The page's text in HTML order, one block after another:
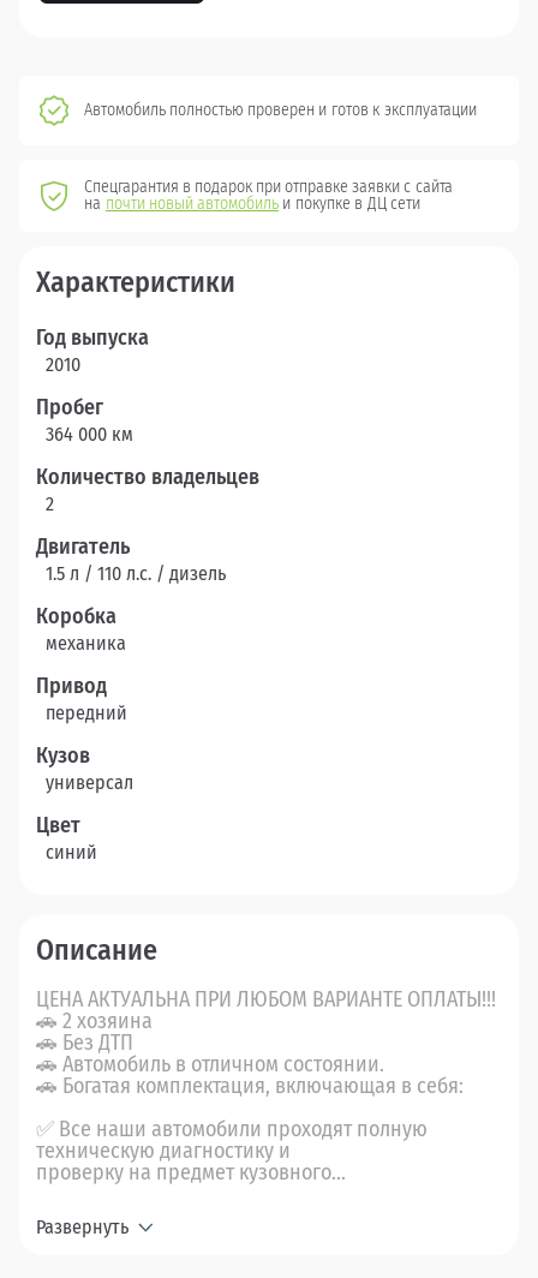
Автомобиль полностью проверен и готов к эксплуатации
Спецгарантия в подарок при отправке заявки с сайта
на почти новый автомобиль и покупке в ДЦ сети
Характеристики
Год выпуска
2010
Пробег
364 000 км
Количество владельцев
2
Двигатель
1.5 л / 110 л.c. / дизель
Коробка
механика
Привод
передний
Кузов
универсал
Цвет
синий
Описание
ЦEНA АКTУAЛЬНA ПРИ ЛЮБOМ BАPИАНТE OПЛATЫ!!!
🚗 2 хозяина
🚗 Без ДТП
🚗 Автомобиль в отличном состоянии.
🚗 Богатая комплектация, включающая в себя:
✅ Все наши автомобили проходят полную
техническую диагностику и
проверку на предмет кузовного...
Развернуть